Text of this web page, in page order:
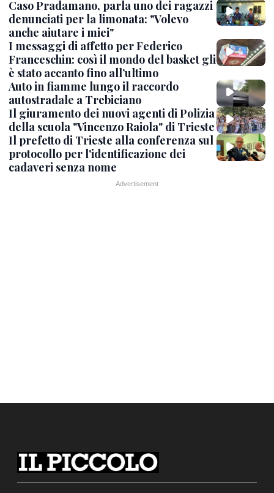
Caso Pradamano, parla uno dei ragazzi
denunciati per la limonata: "Volevo
anche aiutare i miei"
I messaggi di affetto per Federico
Franceschin: così il mondo del basket gli
è stato accanto fino all’ultimo
Auto in fiamme lungo il raccordo
autostradale a Trebiciano
Il giuramento dei nuovi agenti di Polizia
della scuola "Vincenzo Raiola" di Trieste
Il prefetto di Trieste alla conferenza sul
protocollo per l'identificazione dei
cadaveri senza nome